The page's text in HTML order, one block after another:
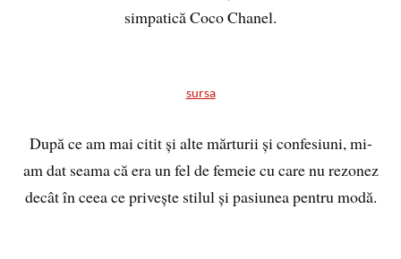
simpatică Coco Chanel.
sursa
După ce am mai citit și alte mărturii și confesiuni, mi-
am dat seama că era un fel de femeie cu care nu rezonez
decât în ceea ce privește stilul și pasiunea pentru modă.